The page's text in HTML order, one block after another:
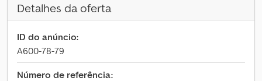
Detalhes da oferta
ID do anúncio:
A600-78-79
Número de referência: